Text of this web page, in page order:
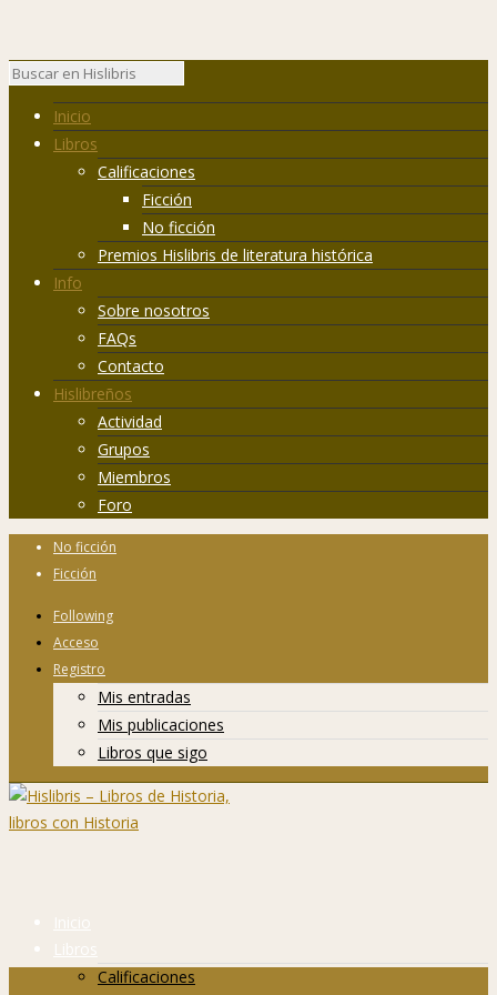
Inicio
Libros
Calificaciones
Ficción
No ficción
Premios Hislibris de literatura histórica
Info
Sobre nosotros
FAQs
Contacto
Hislibreños
Actividad
Grupos
Miembros
Foro
No ficción
Ficción
Following
Acceso
Registro
Mis entradas
Mis publicaciones
Libros que sigo
Inicio
Libros
Calificaciones